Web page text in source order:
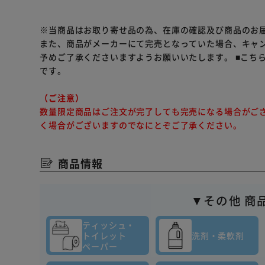
※当商品はお取り寄せ品の為、在庫の確認及び商品のお
また、商品がメーカーにて完売となっていた場合、キ
予めご了承くださいますようお願いいたします。 ■こち
です。
（ご注意）
数量限定商品はご注文が完了しても完売になる場合が
く場合がございますのでなにとぞご了承ください。
商品情報
▼その他 商
ティッシュ・
トイレット
ペーパー
洗剤・柔軟剤